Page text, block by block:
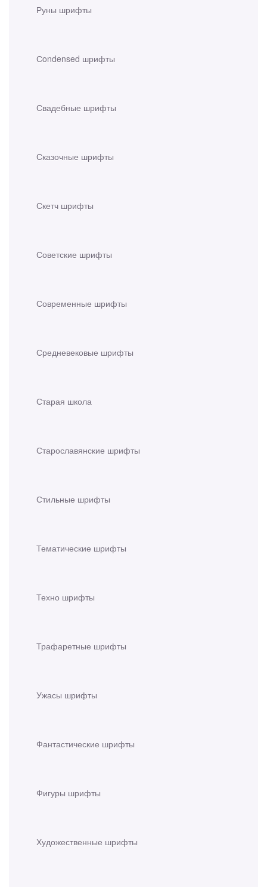
Руны шрифты
Сondensed шрифты
Свадебные шрифты
Сказочные шрифты
Скетч шрифты
Советские шрифты
Современные шрифты
Средневековые шрифты
Старая школа
Старославянские шрифты
Стильные шрифты
Тематические шрифты
Техно шрифты
Трафаретные шрифты
Ужасы шрифты
Фантастические шрифты
Фигуры шрифты
Художественные шрифты